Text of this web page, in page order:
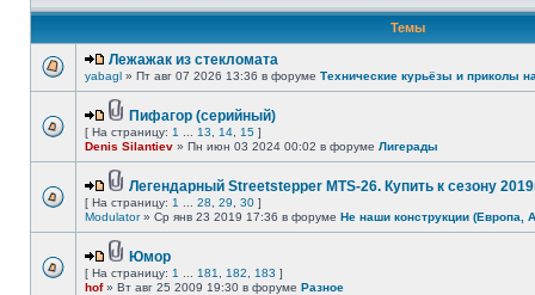
Темы
Лежажак из стекломата
yabagl » Пт авг 07 2026 13:36 в форуме Технические курьёзы и приколы
Пифагор (серийный)
[ На страницу: 1 13 14 15 ]
Denis Silantiev » Пн июн 03 2024 00:02 в форуме Лигерады
Легендарный Streetstepper MTS-26. Купить к сезону
[ На страницу: 1 28 29 30 ]
Modulator» Ср янв 23 2019 17:36 в форуме Не наши конструкции (Европа,
Юмор
[ На страницу: 1 181 182 183 ]
hof» Вт авг 25 2009 19:30 в форуме Разное